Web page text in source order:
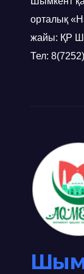
орталық
жайы: ҚР
Тел: